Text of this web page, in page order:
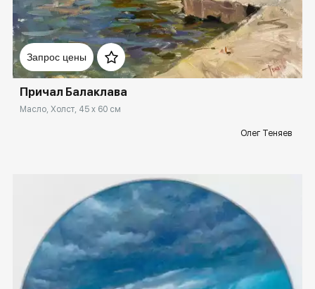
Запрос цены
Домен: rakovgallery.ru
Причал Балаклава
Масло, Холст, 45 x 60 см
Олег Теняев